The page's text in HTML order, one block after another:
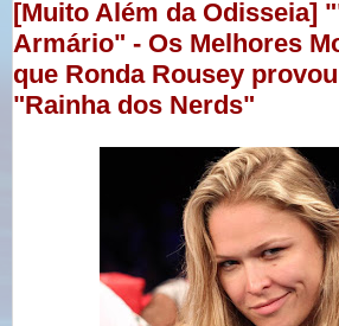
[Muito Além da Odisseia]
Armário" - Os Melhores
que Ronda Rousey
"Rainha dos Nerds"